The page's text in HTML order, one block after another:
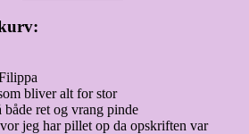
bliver alt for stor
ret og vrang pinde
jeg har pillet op da opskriften var